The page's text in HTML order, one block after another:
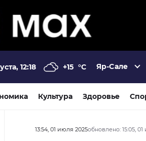
12:18 +15 °C Яр-Сале
Культура Здоровье
13:54, 01 июля 2025обновлено: 15:05,